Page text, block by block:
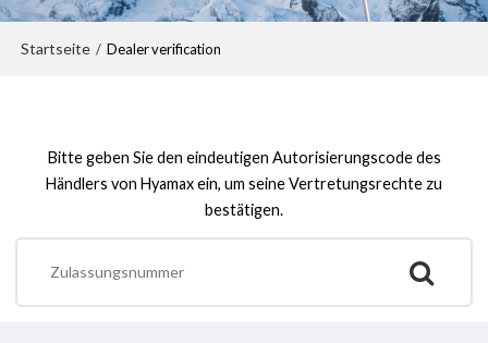
Startseite / Dealer verification
Bitte geben Sie den eindeutigen Autorisierungscode des
Händlers von Hyamax ein, um seine Vertretungsrechte zu
bestätigen.